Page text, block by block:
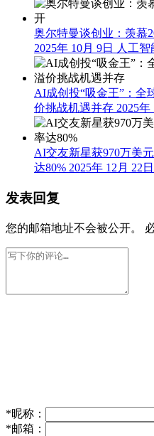
奥尔特曼谈创业：羡慕
2025年 10月 9日
人工智
AI成创投“吸金王”：全
价挑战机遇并存 2025年
AI交友新星获970万美
达80% 2025年 12月 22日
发表回复
您的邮箱地址不会被公开。
*昵称：
*邮箱：